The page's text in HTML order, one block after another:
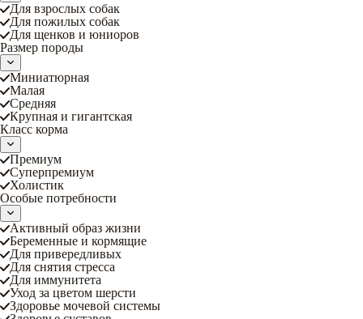
Для взрослых собак
Для пожилых собак
Для щенков и юниоров
Размер породы
Миниатюрная
Малая
Средняя
Крупная и гигантская
Класс корма
Премиум
Суперпремиум
Холистик
Особые потребности
Активный образ жизни
Беременные и кормящие
Для привередливых
Для снятия стресса
Для иммунитета
Уход за цветом шерсти
Здоровье мочевой системы